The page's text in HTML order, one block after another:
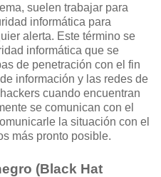
suelen trabajar para
informática para
alerta. Este término se
informática que se
de penetración con el fin
información y las redes de
cuando encuentran
se comunican con el
la situación con el
más pronto posible.
(Black Hat